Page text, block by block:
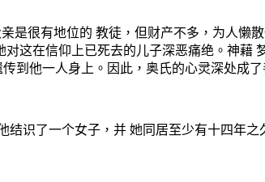
亲是很有地位的 教徒，但财产不多，为人懒
这在信仰上已死去的儿子深恶痛绝。神藉
到他一人身上。因此，奥氏的心灵深处成了
识了一个女子，并 她同居至少有十四年之